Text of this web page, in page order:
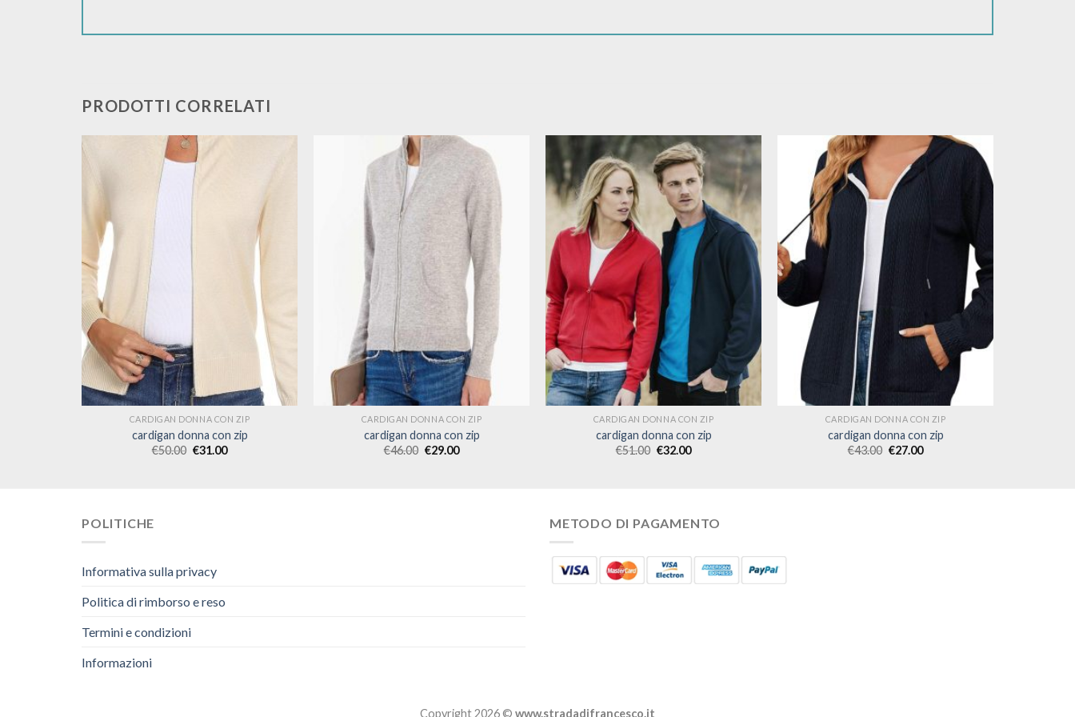
PRODOTTI CORRELATI
CARDIGAN DONNA CON ZIP
cardigan donna con zip
€50.00 €31.00
CARDIGAN DONNA CON ZIP
cardigan donna con zip
€46.00 €29.00
CARDIGAN DONNA CON ZIP
cardigan donna con zip
€51.00 €32.00
CARDIGAN DONNA CON ZIP
cardigan donna con zip
€43.00 €27.00
POLITICHE
Informativa sulla privacy
Politica di rimborso e reso
Termini e condizioni
Informazioni
METODO DI PAGAMENTO
Copyright 2026 © www.stradadifrancesco.it